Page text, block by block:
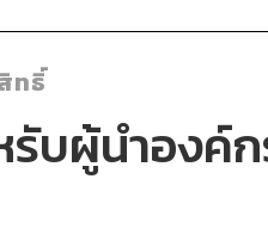
ทธิ์
บผู้นำองค์